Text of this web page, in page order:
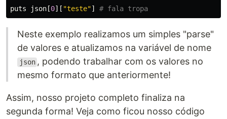
puts json [0][ "teste"] # fala tropa
Neste exemplo realizamos um simples "parse"
de valores e atualizamos na variável de nome
json , podendo trabalhar com os valores no
mesmo formato que anteriormente!
Assim, nosso projeto completo finaliza na
segunda forma! Veja como ficou nosso código